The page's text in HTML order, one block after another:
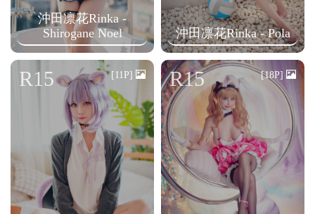
沖田凛花Rinka -
Shirogane Noel
沖田凛花Rinka - Pola
R15 [11P] R15 [18P]